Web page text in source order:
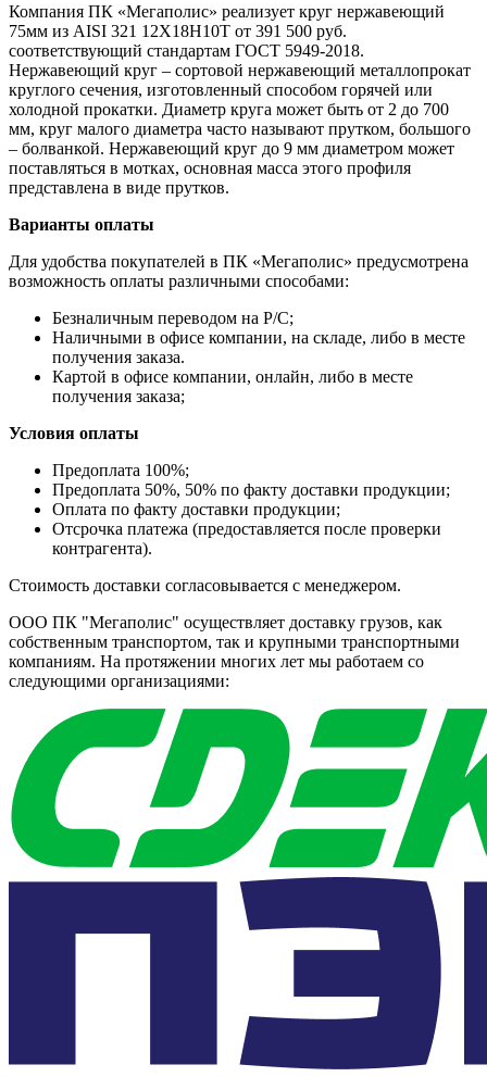
Компания ПК «Мегаполис» реализует круг нержавеющий
75мм из AISI 321 12Х18Н10Т от 391 500 руб.
соответствующий стандартам ГОСТ 5949-2018.
Нержавеющий круг – сортовой нержавеющий металлопрокат
круглого сечения, изготовленный способом горячей или
холодной прокатки. Диаметр круга может быть от 2 до 700
мм, круг малого диаметра часто называют прутком, большого
– болванкой. Нержавеющий круг до 9 мм диаметром может
поставляться в мотках, основная масса этого профиля
представлена в виде прутков.
Варианты оплаты
Для удобства покупателей в ПК «Мегаполис» предусмотрена
возможность оплаты различными способами:
Безналичным переводом на Р/С;
Наличными в офисе компании, на складе, либо в месте
получения заказа.
Картой в офисе компании, онлайн, либо в месте
получения заказа;
Условия оплаты
Предоплата 100%;
Предоплата 50%, 50% по факту доставки продукции;
Оплата по факту доставки продукции;
Отсрочка платежа (предоставляется после проверки
контрагента).
Стоимость доставки согласовывается с менеджером.
ООО ПК "Мегаполис" осуществляет доставку грузов, как
собственным транспортом, так и крупными транспортными
компаниям. На протяжении многих лет мы работаем со
следующими организациями: